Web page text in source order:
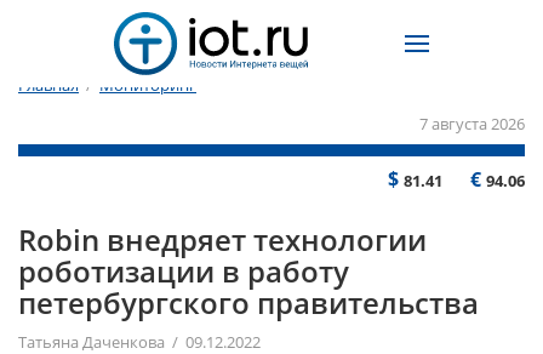
Главная / Мониторинг
7 августа 2026
$ 81.41 € 94.06
Robin внедряет технологии
роботизации в работу
петербургского правительства
Татьяна Даченкова / 09.12.2022